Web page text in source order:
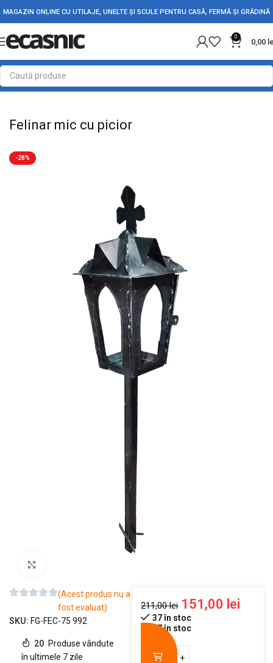
MAGAZIN ONLINE CU UTILAJE, UNELTE ȘI SCULE PENTRU CASĂ, FERMĂ ȘI GRĂDINĂ
0
0,00
Prima pagină Fără categorie
Felinar mic cu picior
-28%
(Acest produs nu a
fost evaluat)
SKU: FG-FEC-75 992
20 Produse vândute
în ultimele 7 zile
211,00lei 151,00 lei
37 în stoc
37 în stoc